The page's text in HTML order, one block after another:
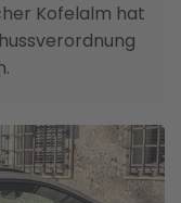
Kofelalm hat